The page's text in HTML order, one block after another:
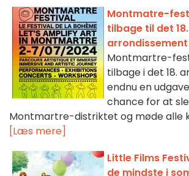
Montmatre-
tilbage til det 18.
arrondissement
Montmartre-
tilbage i det 18.
endnu en
chance for at
Montmartre-distriktet og møde alle
[Læs mere]
Little Films
de mindste i